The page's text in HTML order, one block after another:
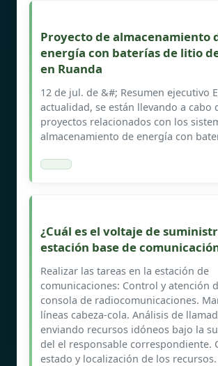
Proyecto de almacenamiento
energía con baterías de litio
en Ruanda
12 de jul. de &#; Resumen ejecutivo
actualidad, se están llevando a cabo
proyectos relacionados con los
almacenamiento de energía con
¿Cuál es el voltaje de
estación base de
Realizar las tareas en la estación de
comunicaciones: Control y atención
consola de radiocomunicaciones.
líneas cabeza-cola. Análisis de
enviando recursos idóneos bajo la
del el responsable correspondiente.
estado y localización de los recursos.